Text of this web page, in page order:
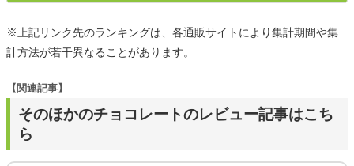
※上記リンク先のランキングは、各通販サイトにより集計期間や集
計方法が若干異なることがあります。
そのほかのチョコレートのレビュー記事はこち
ら
【関連記事】